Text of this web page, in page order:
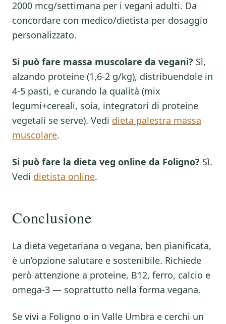
2000 mcg/settimana per i vegani adulti. Da
concordare con medico/dietista per dosaggio
personalizzato.
Si può fare massa muscolare da vegani? Sì,
alzando proteine (1,6-2 g/kg), distribuendole in
4-5 pasti, e curando la qualità (mix
legumi+cereali, soia, integratori di proteine
vegetali se serve). Vedi dieta palestra massa
muscolare.
Si può fare la dieta veg online da Foligno? Sì.
Vedi dietista online.
Conclusione
La dieta vegetariana o vegana, ben pianificata,
è un’opzione salutare e sostenibile. Richiede
però attenzione a proteine, B12, ferro, calcio e
omega-3 — soprattutto nella forma vegana.
Se vivi a Foligno o in Valle Umbra e cerchi un